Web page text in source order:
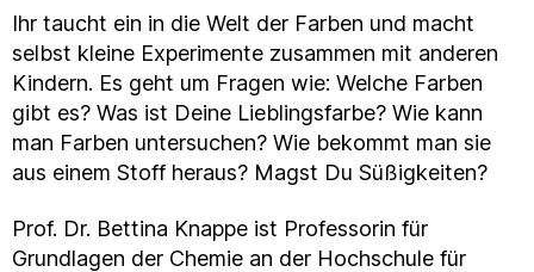
Ihr taucht ein in die Welt der Farben und macht
selbst kleine Experimente zusammen mit anderen
Kindern. Es geht um Fragen wie: Welche Farben
gibt es? Was ist Deine Lieblingsfarbe? Wie kann
man Farben untersuchen? Wie bekommt man sie
aus einem Stoff heraus? Magst Du Süßigkeiten?
Prof. Dr. Bettina Knappe ist Professorin für
Grundlagen der Chemie an der Hochschule für